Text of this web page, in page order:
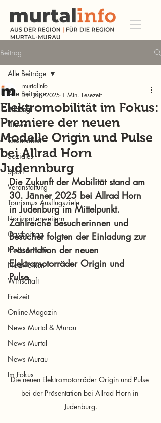
Beitrag
Alle Beiträge
Bildung
Umwelt
Gesundheit
Soziales
Sport
Veranstaltung
Tourismus Ausflugsziele
Horizont erweitern
Gastbeitrag
Kunst & Kultur
Netzwerken
Wirtschaft
Freizeit
Online-Magazin
News Murtal & Murau
News Murtal
News Murau
Im Fokus
Alle Beiträge
Elektromobilität im Fokus:
Premiere der neuen
Modelle Origin und Pulse
bei Allrad Horn
Judennburg
murtalinfo
31. Jan. 2025 1 Min. Lesezeit
Die Zukunft der Mobilität stand am
30. Jänner 2025 bei Allrad Horn
in Judenburg im Mittelpunkt.
Zahlreiche Besucherinnen und
Besucher folgten der Einladung zur
Präsentation der neuen
Elektromotorräder Origin und
Pulse.
Die neuen Elektromotorräder Origin und Pulse
bei der Präsentation bei Allrad Horn in
Judenburg.